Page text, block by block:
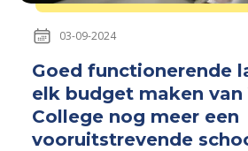
03-09-2024
Goed functionerende
elk budget maken van
College nog meer een
vooruitstrevende